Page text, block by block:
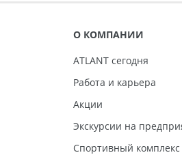
О КОМПАНИИ
ATLANT сегодня
Работа и карьера
Акции
Экскурсии на
Спортивный комплекс